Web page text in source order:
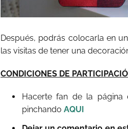
Después, podrás colocarla en
las visitas de tener una
CONDICIONES DE
Hacerte fan de la página
pinchando AQUI